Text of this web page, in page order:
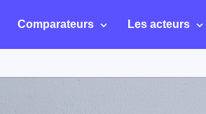
Comparateurs Les acteurs